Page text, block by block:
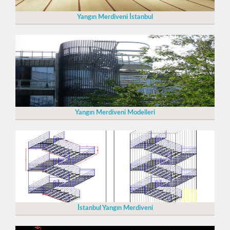
Yangın Merdiveni İstanbul
Yangın Merdiveni Modelleri
İstanbul Yangın Merdiveni